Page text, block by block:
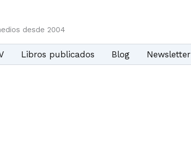
desde 2004
Libros publicados Blog Newsletter